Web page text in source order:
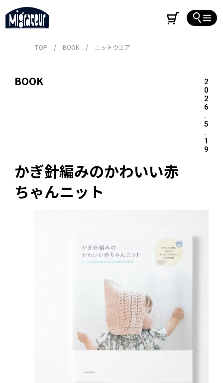
TOP BOOK ニットウエア
BOOK
2
0
2
6
.
5
.
1
9
かぎ針編みのかわいい赤
ちゃんニット